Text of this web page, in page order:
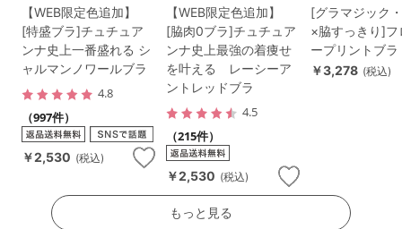
【WEB限定色追加】
[特盛ブラ]チュチュア
ンナ史上一番盛れる シ
ャルマンノワールブラ
4.8
（997件）
￥2,530 (税込)
【WEB限定色追加】
[脇肉0ブラ]チュチュア
ンナ史上最強の着痩せ
を叶える レーシーア
ントレッドブラ
4.5
（215件）
￥2,530 (税込)
[グラマジック
×脇すっきり]フ
ープリントブラ
￥3,278 (税込)
もっと見る